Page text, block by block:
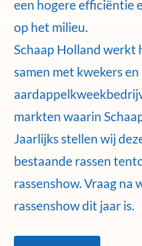
een hogere efficiëntie
op het milieu.
Schaap Holland werkt
samen met kwekers en
markten waarin
Jaarlijks stellen wij
bestaande rassen
rassenshow. Vraag na
rassenshow dit jaar is.